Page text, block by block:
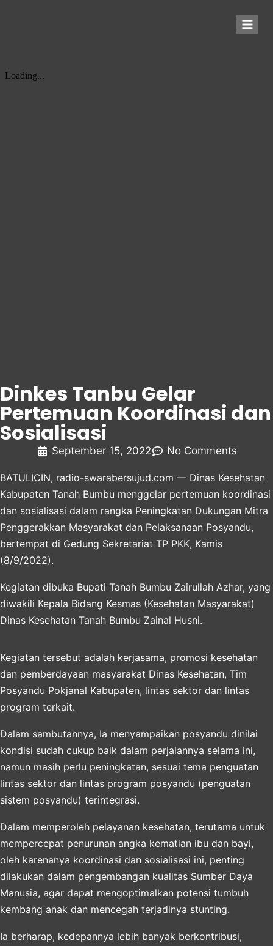
Dinkes Tanbu Gelar
Pertemuan Koordinasi dan
Sosialisasi
September 15, 2022 No Comments
BATULICIN, radio-swarabersujud.com — Dinas Kesehatan
Kabupaten Tanah Bumbu menggelar pertemuan koordinasi
dan sosialisasi dalam rangka Peningkatan Dukungan Mitra
Penggerakkan Masyarakat dan Pelaksanaan Posyandu,
bertempat di Gedung Sekretariat TP PKK, Kamis
(8/9/2022).
Kegiatan dibuka Bupati Tanah Bumbu Zairullah Azhar, yang
diwakili Kepala Bidang Kesmas (Kesehatan Masyarakat)
Dinas Kesehatan Tanah Bumbu Zainal Husni.
Kegiatan tersebut adalah kerjasama, promosi kesehatan
dan pemberdayaan masyarakat Dinas Kesehatan, Tim
Posyandu Pokjanal Kabupaten, lintas sektor dan lintas
program terkait.
Dalam sambutannya, Ia menyampaikan posyandu dinilai
kondisi sudah cukup baik dalam perjalannya selama ini,
namun masih perlu peningkatan, sesuai tema penguatan
lintas sektor dan lintas program posyandu (penguatan
sistem posyandu) terintegrasi.
Dalam memperoleh pelayanan kesehatan, terutama untuk
mempercepat penurunan angka kematian ibu dan bayi,
oleh karenanya koordinasi dan sosialisasi ini, penting
dilakukan dalam pengembangan kualitas Sumber Daya
Manusia, agar dapat mengoptimalkan potensi tumbuh
kembang anak dan mencegah terjadinya stunting.
Ia berharap, kedepannya lebih banyak berkontribusi,